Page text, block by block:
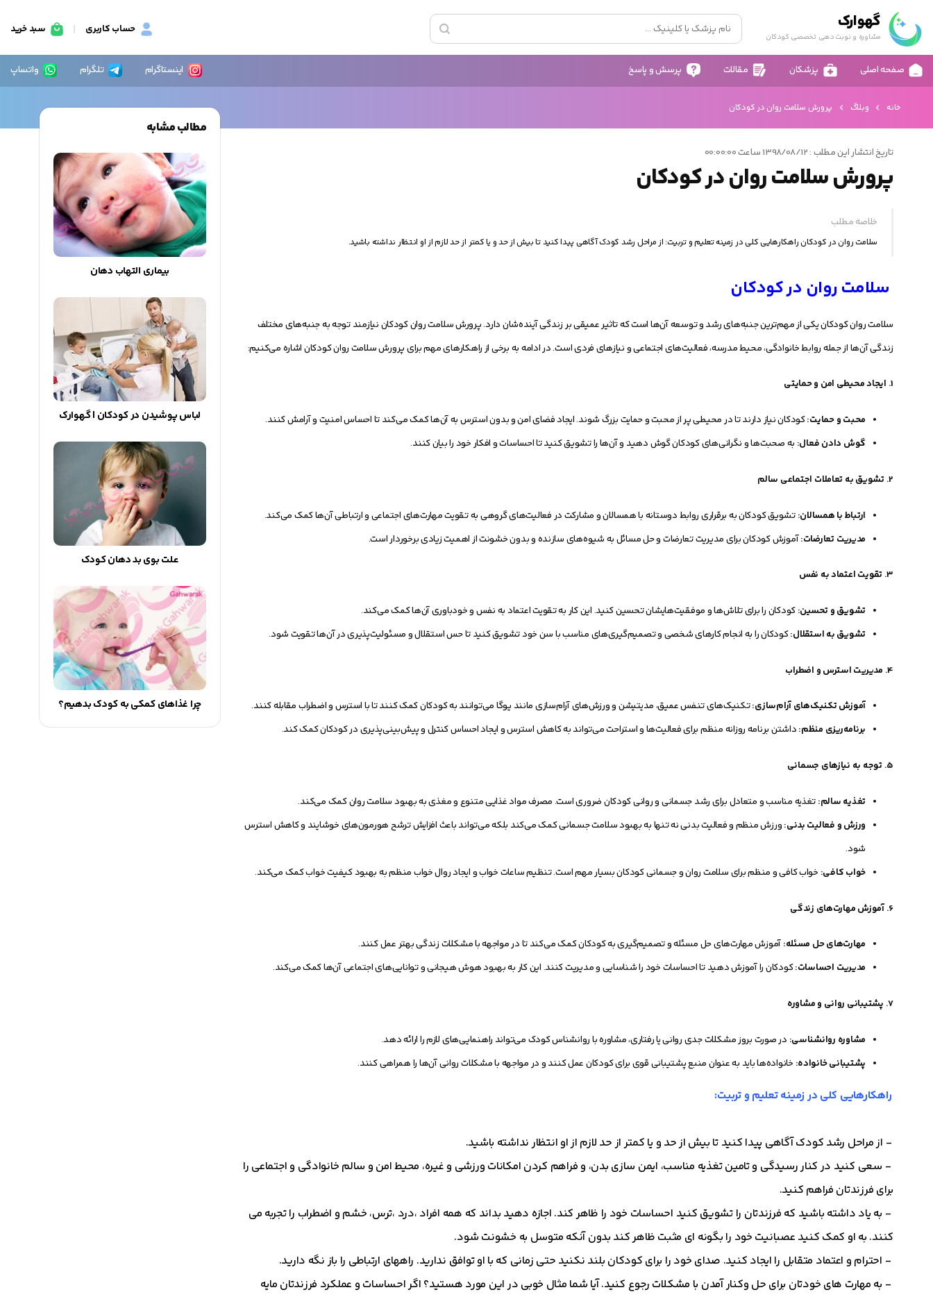
گهوارک
مشاوره و نوبت دهی تخصصی کودکان
حساب کاربری سبد خرید
صفحه اصلی پزشکان مقالات پرسش و پاسخ اینستاگرام تلگرام واتساپ
خانه وبلاگ پرورش سلامت روان در کودکان
تاریخ انتشار این مطلب : 1398/08/12 ساعت 00:00:00
پرورش سلامت روان در کودکان
خلاصه مطلب
سلامت روان در کودکان راهکارهايی کلی در زمینه تعلیم و تربیت: از مراحل رشد کودک آگاهی پیدا کنید تا بیش از حد و یا کمتر از حد لازم از او انتظار نداشته باشید.
سلامت روان در کودکان
سلامت روان کودکان یکی از مهم‌ترین جنبه‌های رشد و توسعه آن‌ها است که تاثیر عمیقی بر زندگی آینده‌شان دارد. پرورش سلامت روان کودکان نیازمند توجه به جنبه‌های مختلف
زندگی آن‌ها از جمله روابط خانوادگی، محیط مدرسه، فعالیت‌های اجتماعی و نیازهای فردی است. در ادامه به برخی از راهکارهای مهم برای پرورش سلامت روان کودکان اشاره می‌کنیم:
1. ایجاد محیطی امن و حمایتی
محبت و حمایت:کودکان نیاز دارند تا در محیطی پر از محبت و حمایت بزرگ شوند. ایجاد فضای امن و بدون استرس به آن‌ها کمک می‌کند تا احساس امنیت و آرامش کنند.
گوش دادن فعال: به صحبت‌ها و نگرانی‌های کودکان گوش دهید و آن‌ها را تشویق کنید تا احساسات و افکار خود را بیان کنند.
2. تشویق به تعاملات اجتماعی سالم
ارتباط با همسالان: تشویق کودکان به برقراری روابط دوستانه با همسالان و مشارکت در فعالیت‌های گروهی به تقویت مهارت‌های اجتماعی و ارتباطی آن‌ها کمک می‌کند.
مدیریت تعارضات:آموزش کودکان برای مدیریت تعارضات و حل مسائل به شیوه‌های سازنده و بدون خشونت از اهمیت زیادی برخوردار است.
3. تقویت اعتماد به نفس
تشویق و تحسین: کودکان را برای تلاش‌ها و موفقیت‌هایشان تحسین کنید. این کار به تقویت اعتماد به نفس و خودباوری آن‌ها کمک می‌کند.
تشویق به استقلال:کودکان را به انجام کارهای شخصی و تصمیم‌گیری‌های مناسب با سن خود تشویق کنید تا حس استقلال و مسئولیت‌پذیری در آن‌ها تقویت شود.
4. مدیریت استرس و اضطراب
آموزش تکنیک‌های آرام‌سازی:تکنیک‌های تنفس عمیق، مدیتیشن و ورزش‌های آرام‌سازی مانند یوگا می‌توانند به کودکان کمک کنند تا با استرس و اضطراب مقابله کنند.
برنامه‌ریزی منظم: داشتن برنامه روزانه منظم برای فعالیت‌ها و استراحت می‌تواند به کاهش استرس و ایجاد احساس کنترل و پیش‌بینی‌پذیری در کودکان کمک کند.
5. توجه به نیازهای جسمانی
تغذیه سالم: تغذیه مناسب و متعادل برای رشد جسمانی و روانی کودکان ضروری است. مصرف مواد غذایی متنوع و مغذی به بهبود سلامت روان کمک می‌کند.
ورزش و فعالیت بدنی: ورزش منظم و فعالیت بدنی نه تنها به بهبود سلامت جسمانی کمک می‌کند بلکه می‌تواند باعث افزایش ترشح هورمون‌های خوشایند و کاهش استرس
شود.
خواب کافی: خواب کافی و منظم برای سلامت روان و جسمانی کودکان بسیار مهم است. تنظیم ساعات خواب و ایجاد روال خواب منظم به بهبود کیفیت خواب کمک می‌کند.
6. آموزش مهارت‌های زندگی
مهارت‌های حل مسئله: آموزش مهارت‌های حل مسئله و تصمیم‌گیری به کودکان کمک می‌کند تا در مواجهه با مشکلات زندگی بهتر عمل کنند.
مدیریت احساسات:کودکان را آموزش دهید تا احساسات خود را شناسایی و مدیریت کنند. این کار به بهبود هوش هیجانی و توانایی‌های اجتماعی آن‌ها کمک می‌کند.
7. پشتیبانی روانی و مشاوره
مشاوره روانشناسی: در صورت بروز مشکلات جدی روانی یا رفتاری، مشاوره با روانشناس کودک می‌تواند راهنمایی‌های لازم را ارائه دهد.
پشتیبانی خانواده: خانواده‌ها باید به عنوان منبع پشتیبانی قوی برای کودکان عمل کنند و در مواجهه با مشکلات روانی آن‌ها را همراهی کنند.
راهکارهايی کلی در زمینه تعلیم و تربیت:
- از مراحل رشد کودک آگاهی پیدا کنید تا بیش از حد و یا کمتر از حد لازم از او انتظار نداشته باشید.
- سعی کنید در کنار رسیدگی و تامین تغذیه مناسب، ایمن سازی بدن، و فراهم کردن امکانات ورزشی و غیره، محیط امن و سالم خانوادگی و اجتماعی را
برای فرزندتان فراهم کنید.
- به ياد داشته باشيد که فرزندتان را تشویق کنید احساسات خود را ظاهر کند. اجازه دهید بداند که همه افراد ،درد ،ترس، خشم و اضطراب را تجربه می
کنند. به او کمک کنید عصبانیت خود را بگونه ای مثبت ظاهر کند بدون آنکه متوسل به خشونت شود.
- احترام و اعتماد متقابل را ایجاد کنید. صدای خود را برای کودکان بلند نکنید حتی زمانی که با او توافق ندارید. راههای ارتباطی را باز نگه دارید.
- به مهارت های خودتان برای حل وکنار آمدن با مشکلات رجوع کنید. آیا شما مثال خوبی در این مورد هستید؟ اگر احساسات و عملکرد فرزندتان مایه
مطالب مشابه
بیماری التهاب دهان
لباس پوشیدن در کودکان | گهوارک
علت بوی بد دهان کودک
چرا غذاهای کمکی به کودک بدهیم؟